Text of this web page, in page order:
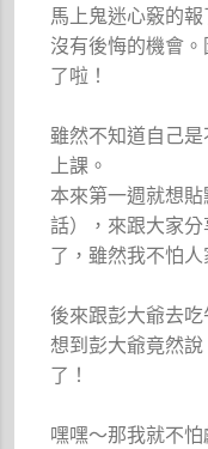
馬上鬼迷心竅的
沒有後悔的機會
了啦！
雖然不知道自己
上課。
本來第一週就想
話），來跟大家
了，雖然我不怕
後來跟彭大爺去
想到彭大爺竟然
了！
嘿嘿～那我就不怕